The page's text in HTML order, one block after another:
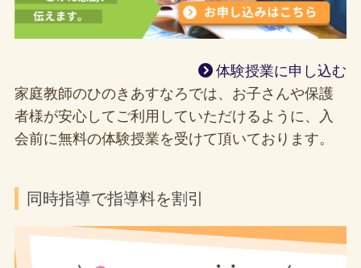
体験授業に申し込む
家庭教師のひのきあすなろでは、お子さんや保護
者様が安心してご利用していただけるように、入
会前に無料の体験授業を受けて頂いております。
同時指導で指導料を割引